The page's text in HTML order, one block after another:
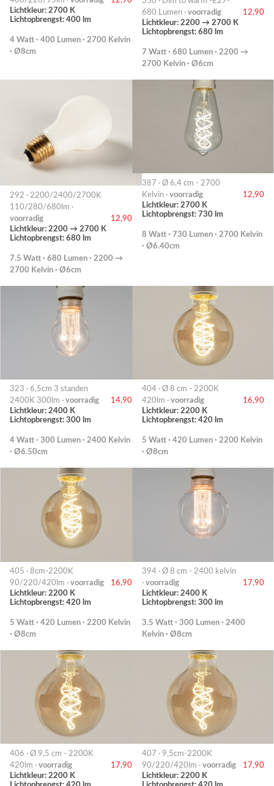
Lichtkleur: 2700 K
Lichtopbrengst: 400 lm
4 Watt · 400 Lumen · 2700 Kelvin
· Ø8cm
680 Lumen · voorradig
12,90
Lichtkleur: 2200 → 2700 K
Lichtopbrengst: 680 lm
7 Watt · 680 Lumen · 2200 →
2700 Kelvin · Ø6cm
292 · 2200/2400/2700K
110/280/680lm ·
voorradig
12,90
Lichtkleur: 2200 → 2700 K
Lichtopbrengst: 680 lm
7.5 Watt · 680 Lumen · 2200 →
2700 Kelvin · Ø6cm
387 · Ø 6,4 cm - 2700
Kelvin · voorradig
12,90
Lichtkleur: 2700 K
Lichtopbrengst: 730 lm
8 Watt · 730 Lumen · 2700 Kelvin
· Ø6.40cm
323 · 6,5cm 3 standen
2400K 300lm · voorradig
14,90
Lichtkleur: 2400 K
Lichtopbrengst: 300 lm
4 Watt · 300 Lumen · 2400 Kelvin
· Ø6.50cm
404 · Ø 8 cm - 2200K
420lm · voorradig
16,90
Lichtkleur: 2200 K
Lichtopbrengst: 420 lm
5 Watt · 420 Lumen · 2200 Kelvin
· Ø8cm
405 · 8cm-2200K
90/220/420lm · voorradig
16,90
Lichtkleur: 2200 K
Lichtopbrengst: 420 lm
5 Watt · 420 Lumen · 2200 Kelvin
· Ø8cm
394 · Ø 8 cm - 2400 kelvin
· voorradig
17,90
Lichtkleur: 2400 K
Lichtopbrengst: 300 lm
3.5 Watt · 300 Lumen · 2400
Kelvin · Ø8cm
406 · Ø 9,5 cm - 2200K
420lm · voorradig
17,90
Lichtkleur: 2200 K
407 · 9,5cm-2200K
90/220/420lm · voorradig
17,90
Lichtkleur: 2200 K